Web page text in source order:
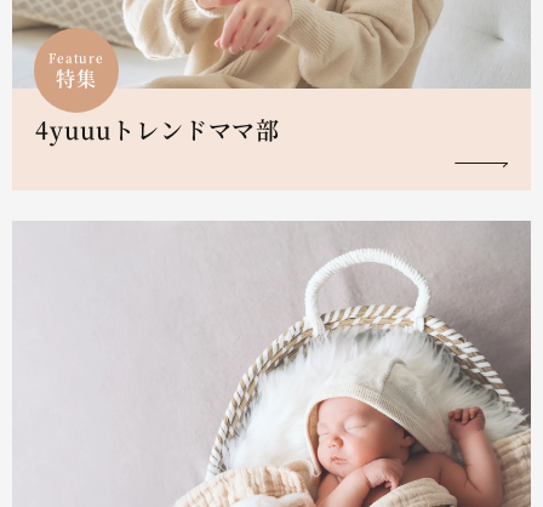
Feature
特集
4yuuuトレンドママ部